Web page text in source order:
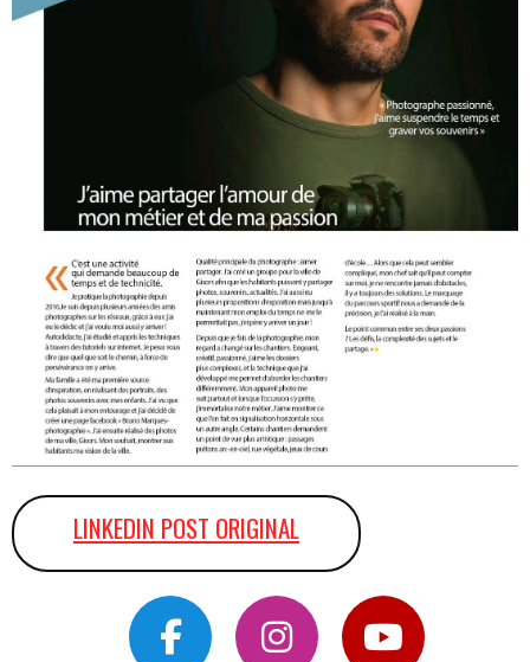
LINKEDIN POST ORIGINAL